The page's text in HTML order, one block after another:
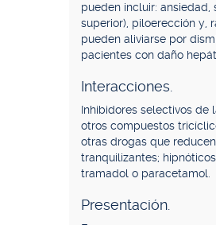
pueden incluir: ansiedad,
superior), piloerección y,
pueden aliviarse por
pacientes con daño
Interacciones.
Inhibidores selectivos de
otros compuestos
otras drogas que
tranquilizantes;
tramadol o paracetamol.
Presentación.